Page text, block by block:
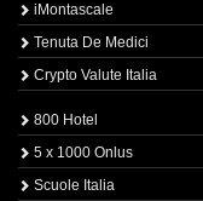
iMontascale
Tenuta De Medici
Crypto Valute Italia
800 Hotel
5 x 1000 Onlus
Scuole Italia